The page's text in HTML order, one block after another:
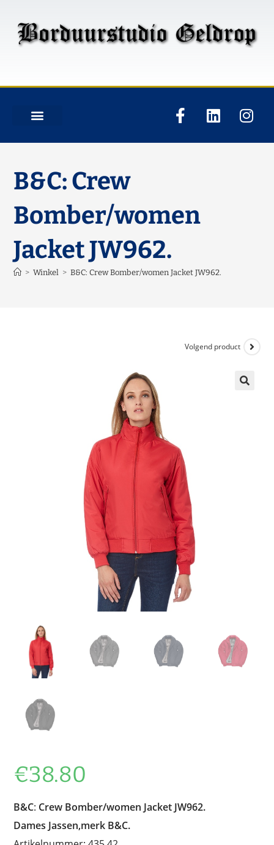
B&C: Crew
Bomber/women
Jacket JW962.
> Winkel > B&C: Crew Bomber/women Jacket JW962.
Volgend product
€38.80
B&C: Crew Bomber/women Jacket JW962.
Dames Jassen,merk B&C.